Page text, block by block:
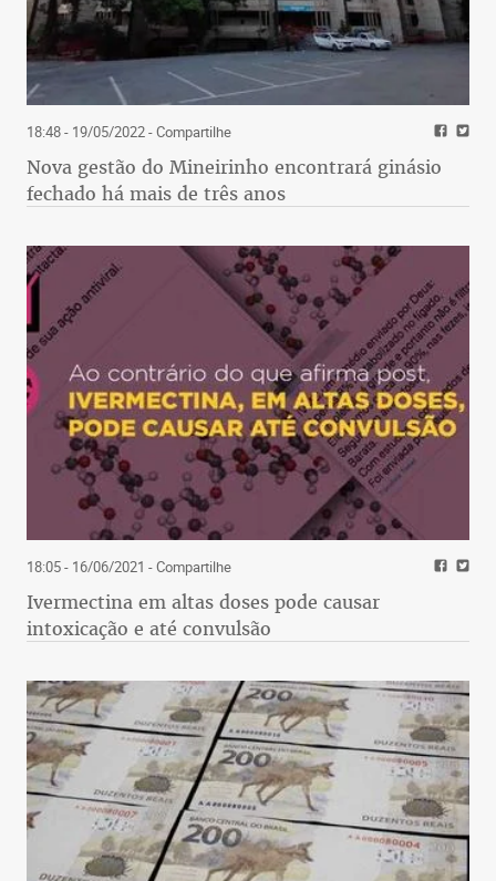
18:48 - 19/05/2022- Compartilhe
Nova gestão do Mineirinho encontrará ginásio
fechado há mais de três anos
18:05 - 16/06/2021 - Compartilhe
Ivermectina em altas doses pode causar
intoxicação e até convulsão